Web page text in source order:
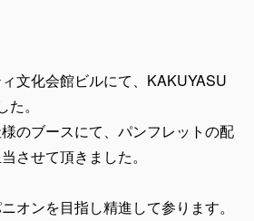
文化会館ビルにて、KAKUYASU
。
のブースにて、パンフレットの配
させて頂きました。
オンを目指し精進して参ります。